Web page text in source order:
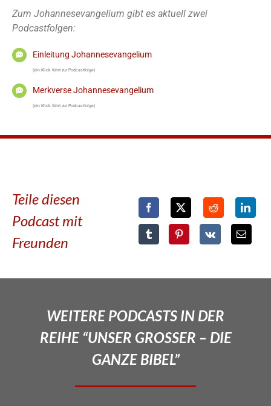
Zum Johannesevangelium gibt es aktuell zwei
Podcastfolgen:
Einleitung Johannesevangelium
(ein Klick führt zur Podcastfolge)
Merkverse Johannesevangelium
(ein Klick führt zur Podcastfolge)
Teile diesen
Podcast mit
Freunden
WEITERE PODCASTS IN DER
REIHE “UNSER GROSSER – DIE
GANZE BIBEL”